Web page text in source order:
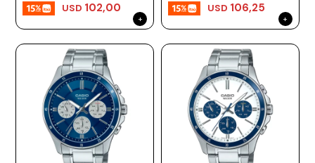
USD 102,00 USD 106,25